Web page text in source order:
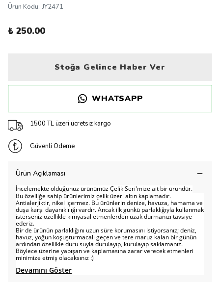
Ürün Kodu: JY2471
₺ 250.00
Stoğa Gelince Haber Ver
WHATSAPP
1500 TL üzeri ücretsiz kargo
Güvenli Ödeme
Ürün Açıklaması
İncelemekte olduğunuz ürünümüz Çelik Seri'mize ait bir üründür.
Bu özelliğe sahip ürünlerimiz çelik üzeri altın kaplamadır.
Antialerjiktir, nikel içermez. Bu ürünlerin denize, havuza, hamama ve
duşa karşı dayanıklılığı vardır. Ancak ilk günkü parlaklığıyla kullanmak
isterseniz özellikle kimyasal etmenlerden uzak durmanızı tavsiye
ederiz.
Bir de ürünün parlaklığını uzun süre korumasını istiyorsanız; deniz,
havuz, yoğun koşuşturmacalı geçen ve tere maruz kalan bir günün
ardından özellikle duru suyla durulayıp, kurulayıp saklamanız.
Böylece üzerine yapışan ve kaplamasına zarar verecek etmenleri
minimize etmiş olacaksınız :)
Devamını Göster